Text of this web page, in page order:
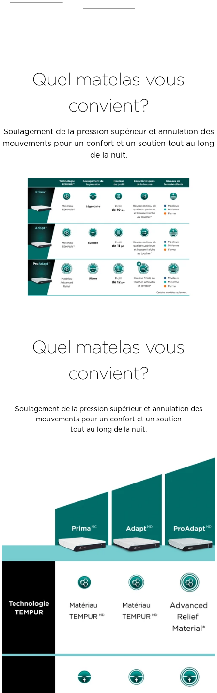
Quel matelas vous
convient?
Soulagement de la pression supérieur et annulation des
mouvements pour un confort et un soutien tout au long
de la nuit.
Quel matelas vous
convient?
Soulagement de la pression supérieur et annulation des
mouvements pour un confort et un soutien
tout au long de la nuit.